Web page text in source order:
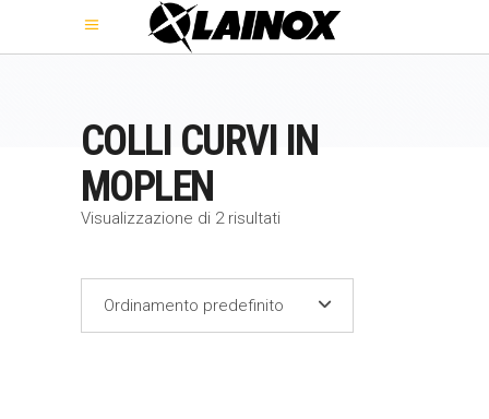
COLLI CURVI IN
MOPLEN
Visualizzazione di 2 risultati
Ordinamento predefinito